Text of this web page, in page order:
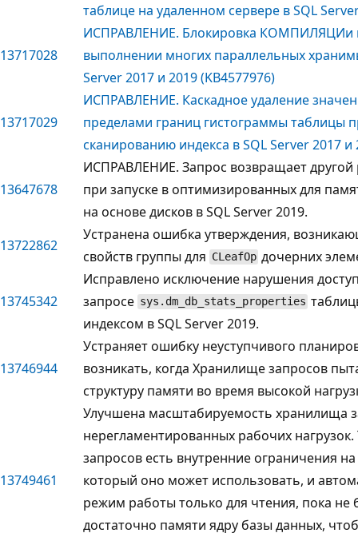
таблице на удаленном сервере в SQL
13717028
ИСПРАВЛЕНИЕ. Блокировка КОМПИЛЯЦИи
выполнении многих параллельных
Server 2017 и 2019 (KB4577976)
13717029
ИСПРАВЛЕНИЕ. Каскадное удаление
пределами границ гистограммы таблицы
сканированию индекса в SQL Server 2017 и
13647678
ИСПРАВЛЕНИЕ. Запрос возвращает
при запуске в оптимизированных для
на основе дисков в SQL Server 2019.
13722862
Устранена ошибка утверждения,
свойств группы для CLeafOp дочерних
13745342
Исправлено исключение нарушения
запросе sys.dm_db_stats_properties
индексом в SQL Server 2019.
13746944
Устраняет ошибку неуступчивого
возникать, когда Хранилище запросов
структуру памяти во время высокой
13749461
Улучшена масштабируемость хранилища
нерегламентированных рабочих
запросов есть внутренние ограничения
который оно может использовать, и
режим работы только для чтения, пока не
достаточно памяти ядру базы данных,